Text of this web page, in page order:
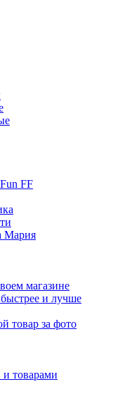
FF
Мария
магазине
и лучше
товар за фото
и товарами